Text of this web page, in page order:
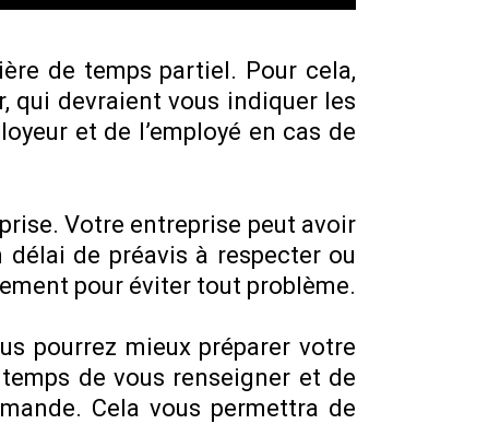
de temps partiel. Pour cela,
qui devraient vous indiquer les
et de l’employé en cas de
Votre entreprise peut avoir
de préavis à respecter ou
pour éviter tout problème.
pourrez mieux préparer votre
de vous renseigner et de
Cela vous permettra de